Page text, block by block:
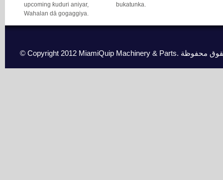
upcoming ƙuduri aniyar,
Wahalan dā gogaggiya.
bukatunka.